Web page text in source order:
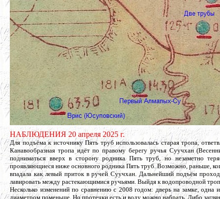
НАБЛЮДЕНИЯ 20 апреля 2025 г.
Для подъёма к источнику Пять труб использовалась старая тропа,
Канавообразная тропа идёт по правому берегу ручья Суучхан
подниматься вверх в сторону родника Пять труб, но незаметно
проявляющиеся ниже основного родника Пять труб. Возможно, раньше,
впадала как левый приток в ручей Суучхан. Дальнейший подъём
лавировать между растекающимися ручьями. Выйдя к водопроводной
Несколько изменений по сравнению с 2008 годом: дверь на замке,
диаметром поменьше. Но протечки есть и воду можно набрать. Либо